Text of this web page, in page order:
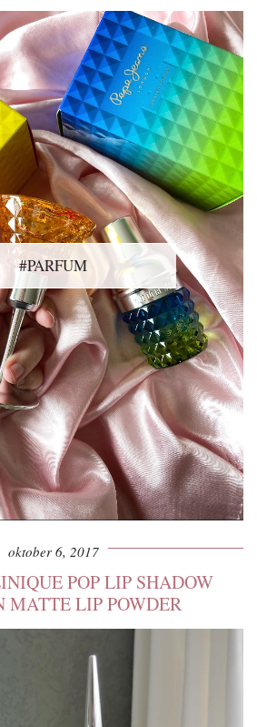
#PARFUM
oktober 6, 2017
POP LIP SHADOW
MATTE LIP POWDER